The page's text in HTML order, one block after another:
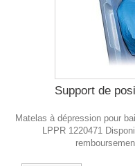
Support de
Matelas à dépression pour
LPPR 1220471